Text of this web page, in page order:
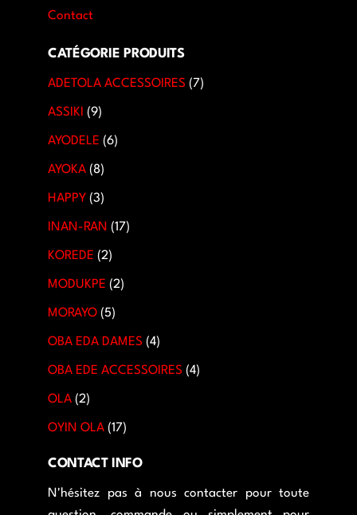
Contact
CATÉGORIE PRODUITS
ADETOLA ACCESSOIRES 7
ASSIKI 9
AYODELE 6
AYOKA 8
HAPPY 3
INAN-RAN 17
KOREDE 2
MODUKPE 2
MORAYO 5
OBA EDA DAMES 4
OBA EDE ACCESSOIRES 4
OLA 2
OYIN OLA 17
CONTACT INFO
N'hésitez pas à nous contacter pour toute